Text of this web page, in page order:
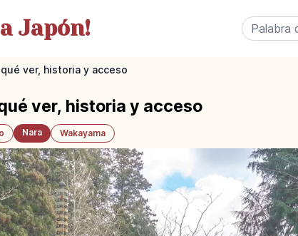
Japón!
ver, historia y acceso
ver, historia y acceso
Nara Wakayama